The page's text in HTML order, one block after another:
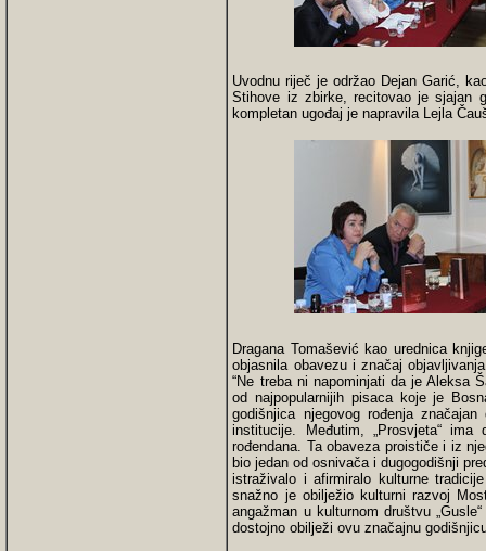
Uvodnu riječ je održao Dejan Garić,
Stihove iz zbirke, recitovao je sjajan
kompletan ugođaj je napravila Lejla
Dragana Tomašević kao urednica
objasnila obavezu i značaj
“Ne treba ni napominjati da je Aleksa
od najpopularnijih pisaca koje je
godišnjica njegovog rođenja
institucije. Međutim, „Prosvjeta“
rođendana. Ta obaveza proističe i iz
bio jedan od osnivača i dugogodišnji
istraživalo i afirmiralo kulturne
snažno je obilježio kulturni razvoj
angažman u kulturnom društvu
dostojno obilježi ovu značajnu